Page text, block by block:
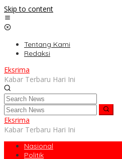
Skip to content
Tentang Kami
Redaksi
Eksrima
Kabar Terbaru Hari Ini
Eksrima
Kabar Terbaru Hari Ini
Nasional
Politik